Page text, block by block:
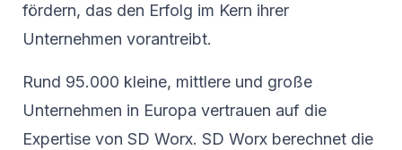
fördern, das den Erfolg im Kern ihrer
Unternehmen vorantreibt.
Rund 95.000 kleine, mittlere und große
Unternehmen in Europa vertrauen auf die
Expertise von SD Worx. SD Worx berechnet die